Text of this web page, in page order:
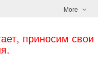
More
приносим свои